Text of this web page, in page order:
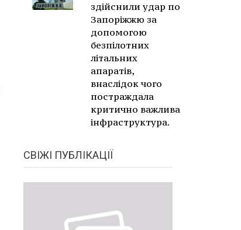
здійснили удар по
Запоріжжю за
допомогою
безпілотних
літальних
апаратів,
внаслідок чого
постраждала
критично важлива
інфраструктура.
СВІЖІ ПУБЛІКАЦІЇ